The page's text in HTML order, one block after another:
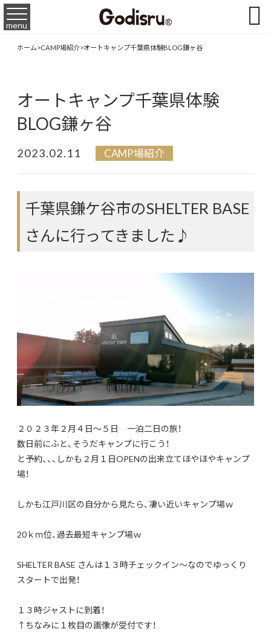
menu 
ホーム>CAMP場紹介>オートキャンプ千葉県体験BLOG鎌ヶ谷
オートキャンプ千葉県体験
BLOG鎌ヶ谷
2023.02.11 CAMP場紹介
千葉県鎌ケ谷市のSHELTER BASE
さんに行ってきました♪
２０２３年２月４日～５日 一泊二日の旅！
数日前にふと、そうだキャンプに行こう！
と予約、、、しかも２月１日OPENの出来立てほやほやキャンプ
場！
しかも江戸川区の自分から見たら、凄い近いキャンプ場ｗ
20ｋｍ位、過去最短キャンプ場ｗ
SHELTER BASE さんは１３時チェックイン～なのでゆっくり
スタートで出発！
１３時ジャストに到着！
↑ちなみに１枚目の画像が受付です！